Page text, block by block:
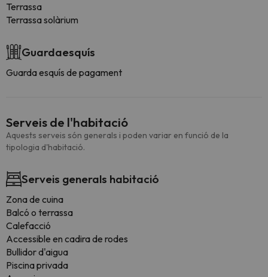
Terrassa
Terrassa solàrium
Guardaesquís
Guarda esquís de pagament
Serveis de l'habitació
Aquests serveis són generals i poden variar en funció de la
tipologia d'habitació.
Serveis generals habitació
Zona de cuina
Balcó o terrassa
Calefacció
Accessible en cadira de rodes
Bullidor d'aigua
Piscina privada